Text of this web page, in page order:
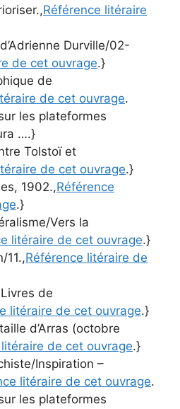
Référence litéraire
Durville/02-
de cet ouvrage.}
de
de cet ouvrage.
les plateformes
….}
Tolstoï et
de cet ouvrage.}
1902.,Référence
.}
Vers la
litéraire de cet ouvrage.}
11.,Référence litéraire de
Livres de
litéraire de cet ouvrage.}
d’Arras (octobre
de cet ouvrage.}
Inspiration –
litéraire de cet ouvrage.
les plateformes